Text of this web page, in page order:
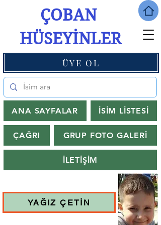
ÇOBAN
HÜSEYİNLER
ANA SAYFALAR İSİM LİSTESİ
ÇAĞRI GRUP FOTO GALERİ
İLETİŞİM
ÜYE OL
YAĞIZ ÇETİN